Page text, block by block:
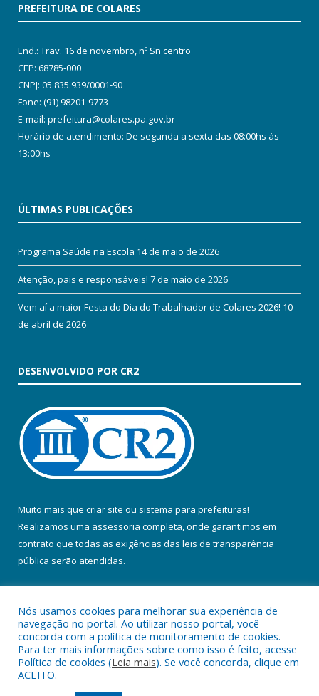
PREFEITURA DE COLARES
End.: Trav. 16 de novembro, nº Sn centro
CEP: 68785-000
CNPJ: 05.835.939/0001-90
Fone: (91) 98201-9773
E-mail: prefeitura@colares.pa.gov.br
Horário de atendimento: De segunda a sexta das 08:00hs às
13:00hs
ÚLTIMAS PUBLICAÇÕES
Programa Saúde na Escola 14 de maio de 2026
Atenção, pais e responsáveis! 7 de maio de 2026
Vem aí a maior Festa do Dia do Trabalhador de Colares 2026! 10
de abril de 2026
DESENVOLVIDO POR CR2
Muito mais que criar site ou sistema para prefeituras!
Realizamos uma assessoria completa, onde garantimos em
contrato que todas as exigências das leis de transparência
pública serão atendidas.
Todos os direitos reservados a Prefeitura Municipal de Colares.
Nós usamos cookies para melhorar sua experiência de
navegação no portal. Ao utilizar nosso portal, você
concorda com a política de monitoramento de cookies.
Para ter mais informações sobre como isso é feito, acesse
Política de cookies (Leia mais). Se você concorda, clique em
ACEITO.